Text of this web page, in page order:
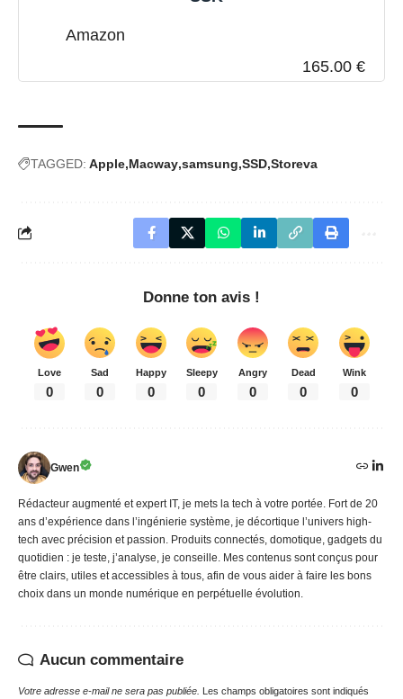
Amazon
165.00 €
TAGGED: Apple Macway samsung SSD Storeva
Donne ton avis !
Love
0
Sad
0
Happy
0
Sleepy
0
Angry
0
Dead
0
Wink
0
Gwen
Rédacteur augmenté et expert IT, je mets la tech à votre portée. Fort de 20
ans d’expérience dans l’ingénierie système, je décortique l’univers high-
tech avec précision et passion. Produits connectés, domotique, gadgets du
quotidien : je teste, j’analyse, je conseille. Mes contenus sont conçus pour
être clairs, utiles et accessibles à tous, afin de vous aider à faire les bons
choix dans un monde numérique en perpétuelle évolution.
Aucun commentaire
Votre adresse e-mail ne sera pas publiée. Les champs obligatoires sont indiqués